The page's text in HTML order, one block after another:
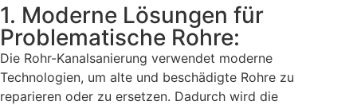
1. Moderne Lösungen für
Problematische Rohre:
Die Rohr-Kanalsanierung verwendet moderne
Technologien, um alte und beschädigte Rohre zu
reparieren oder zu ersetzen. Dadurch wird die